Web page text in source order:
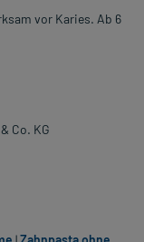
vor Karies. Ab 6
Co. KG